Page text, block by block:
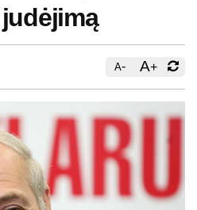
A- A+